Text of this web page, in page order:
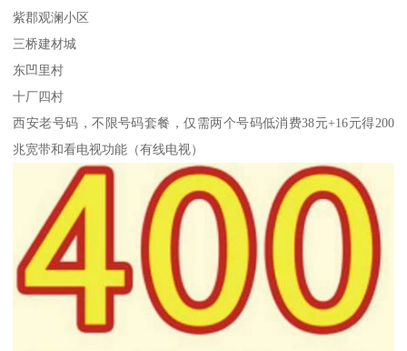
紫郡观澜小区
三桥建材城
东凹里村
十厂四村
西安老号码，不限号码套餐，仅需两个号码低消费38元+16元得200
兆宽带和看电视功能（有线电视）